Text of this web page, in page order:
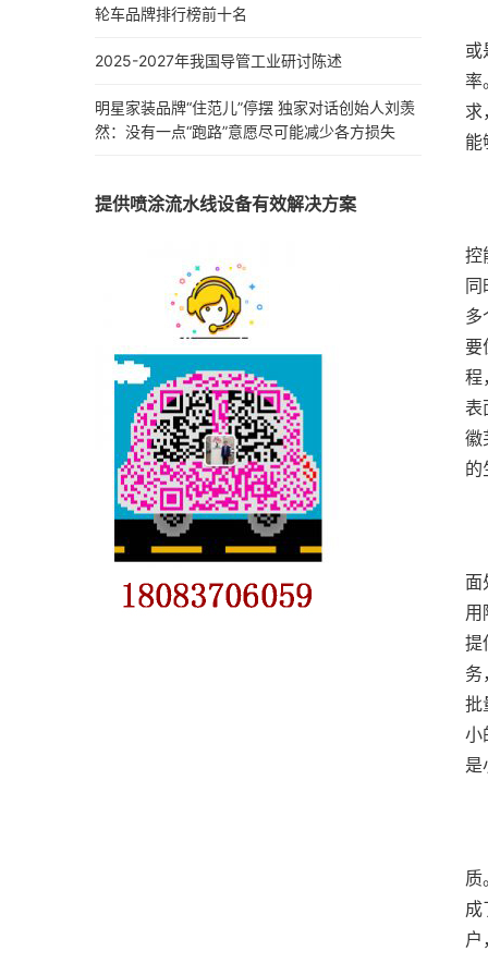
或
率
求
控
多
要
程
表
徽
面
用
提
务
批
小
质
成
轮车品牌排行榜前十名
2025-2027年我国导管工业研讨陈述
明星家装品牌“住范儿”停摆 独家对话创始人刘羡
然：没有一点“跑路”意愿尽可能减少各方损失
提供喷涂流水线设备有效解决方案